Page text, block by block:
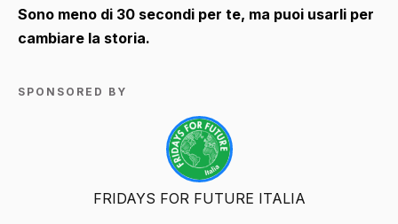
Sono meno di 30 secondi per te, ma puoi usarli per
cambiare la storia.
SPONSORED BY
FRIDAYS FOR FUTURE ITALIA